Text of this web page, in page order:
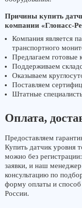
Причины купить
компании «Глонасс-
Компания является
транспортного
Предлагаем готовые
Поддерживаем
Оказываем
Поставляем
Штатные
Оплата,
Предоставляем
Купить датчик уровня
можно без
заявки, и наш
консультацию по
форму оплаты и способ
России.